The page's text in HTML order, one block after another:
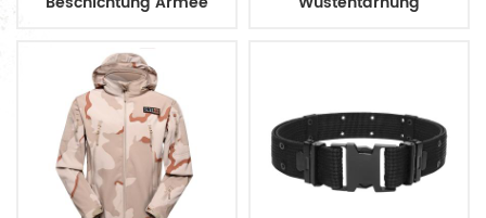
Poncho